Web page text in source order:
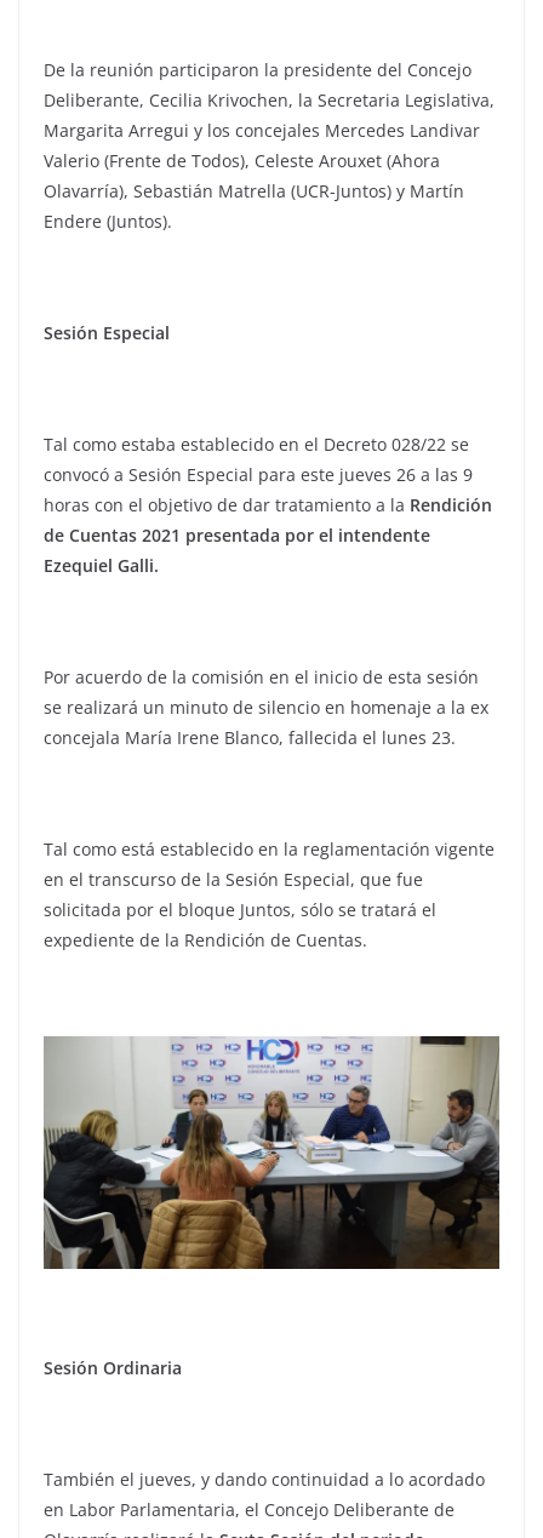
De la reunión participaron la presidente del Concejo
Deliberante, Cecilia Krivochen, la Secretaria Legislativa,
Margarita Arregui y los concejales Mercedes Landivar
Valerio (Frente de Todos), Celeste Arouxet (Ahora
Olavarría), Sebastián Matrella (UCR-Juntos) y Martín
Endere (Juntos).
Sesión Especial
Tal como estaba establecido en el Decreto 028/22 se
convocó a Sesión Especial para este jueves 26 a las 9
horas con el objetivo de dar tratamiento a la Rendición
de Cuentas 2021 presentada por el intendente
Ezequiel Galli.
Por acuerdo de la comisión en el inicio de esta sesión
se realizará un minuto de silencio en homenaje a la ex
concejala María Irene Blanco, fallecida el lunes 23.
Tal como está establecido en la reglamentación vigente
en el transcurso de la Sesión Especial, que fue
solicitada por el bloque Juntos, sólo se tratará el
expediente de la Rendición de Cuentas.
Sesión Ordinaria
También el jueves, y dando continuidad a lo acordado
en Labor Parlamentaria, el Concejo Deliberante de